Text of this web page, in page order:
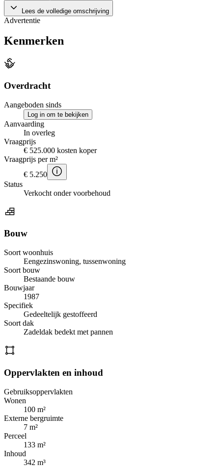
Lees de volledige omschrijving
Advertentie
Kenmerken
Overdracht
Aangeboden sinds
Log in om te bekijken
Aanvaarding
In overleg
Vraagprijs
€ 525.000 kosten koper
Vraagprijs per m²
€ 5.250
Status
Verkocht onder voorbehoud
Bouw
Soort woonhuis
Eengezinswoning, tussenwoning
Soort bouw
Bestaande bouw
Bouwjaar
1987
Specifiek
Gedeeltelijk gestoffeerd
Soort dak
Zadeldak bedekt met pannen
Oppervlakten en inhoud
Gebruiksoppervlakten
Wonen
100 m²
Externe bergruimte
7 m²
Perceel
133 m²
Inhoud
342 m³